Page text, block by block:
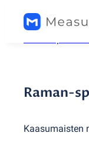
Raman-
Kaasumaisten